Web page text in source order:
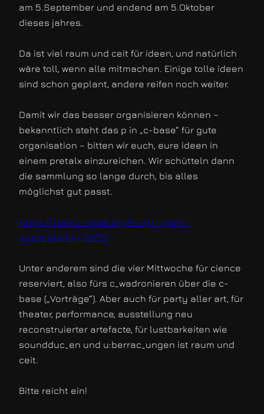
am 5.September und endend am 5.Oktober
dieses jahres.
Da ist viel raum und ceit für ideen, und natürlich
wäre toll, wenn alle mitmachen. Einige tolle ideen
sind schon geplant, andere reifen noch weiter.
Damit wir das besser organisieren können –
bekanntlich steht das p in „c-base“ für gute
organisation – bitten wir euch, eure ideen in
einem pretalx einzureichen. Wir schütteln dann
die sammlung so lange durch, bis alles
möglichst gut passt.
https://ctalx.c-base.org/thirty-years-
spacestation-2025/
Unter anderem sind die vier Mittwoche für cience
reserviert, also fürs c_wadronieren über die c-
base („Vorträge“). Aber auch für party aller art, für
theater, performance, ausstellung neu
reconstruierter artefacte, für lustbarkeiten wie
soundduc_en und u:berrac_ungen ist raum und
ceit.
Bitte reicht ein!